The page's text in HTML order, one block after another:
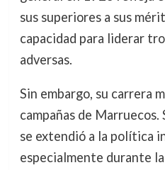
sus superiores a sus
capacidad para liderar
adversas.
Sin embargo, su carrera
campañas de
se extendió a la política
especialmente durante